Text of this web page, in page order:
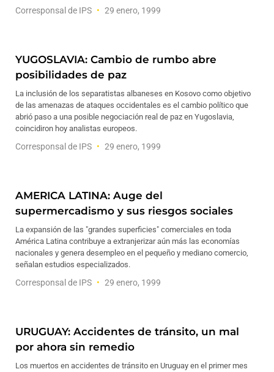
Corresponsal de IPS 29 enero, 1999
YUGOSLAVIA: Cambio de rumbo abre
posibilidades de paz
La inclusión de los separatistas albaneses en Kosovo como objetivo
de las amenazas de ataques occidentales es el cambio político que
abrió paso a una posible negociación real de paz en Yugoslavia,
coincidiron hoy analistas europeos.
Corresponsal de IPS 29 enero, 1999
AMERICA LATINA: Auge del
supermercadismo y sus riesgos sociales
La expansión de las "grandes superficies" comerciales en toda
América Latina contribuye a extranjerizar aún más las economías
nacionales y genera desempleo en el pequeño y mediano comercio,
señalan estudios especializados.
Corresponsal de IPS 29 enero, 1999
URUGUAY: Accidentes de tránsito, un mal
por ahora sin remedio
Los muertos en accidentes de tránsito en Uruguay en el primer mes